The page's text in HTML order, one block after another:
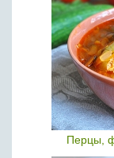
Перцы,